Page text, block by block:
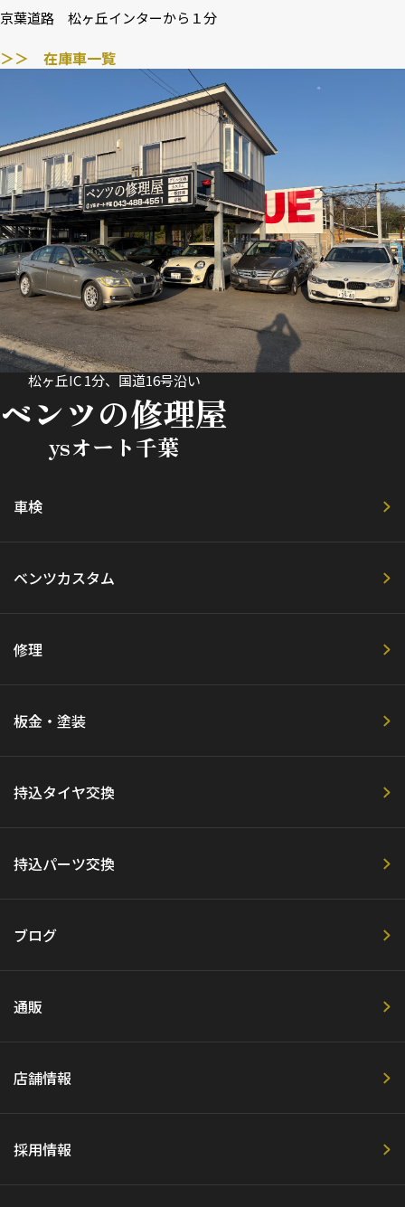
京葉道路 松ヶ丘インターから１分
＞＞ 在庫車一覧
松ヶ丘IC 1分、国道16号沿い
ベンツの修理屋
ysオート千葉
車検
ベンツカスタム
修理
板金・塗装
持込タイヤ交換
持込パーツ交換
ブログ
通販
店舗情報
採用情報